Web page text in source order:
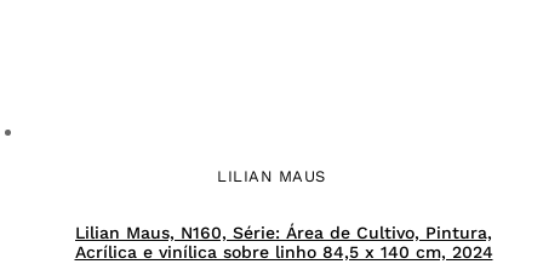
LILIAN MAUS
Lilian Maus, N160, Série: Área de Cultivo, Pintura,
Acrílica e vinílica sobre linho 84,5 x 140 cm, 2024